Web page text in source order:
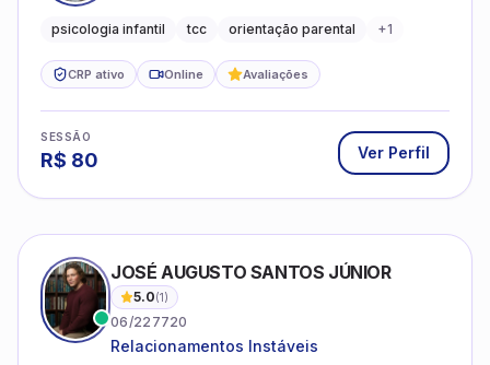
promovendo equilíbrio emocional e
psicologia infantil tcc orientação parental +1
CRP ativo Online Avaliações
SESSÃO
R$ 80 Ver Perfil
JOSÉ AUGUSTO SANTOS JÚNIOR
5.0(1)
06/227720
Relacionamentos Instáveis